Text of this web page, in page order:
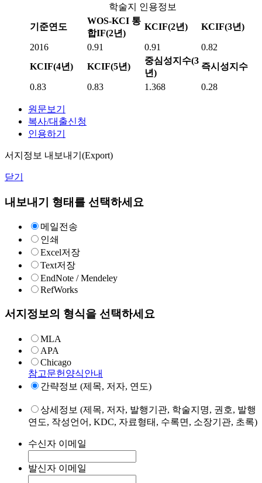
학술지 인용정보
기준연도
WOS-KCI 통
합IF(2년)
KCIF(2년) KCIF(3년)
2016 0.91 0.91
0.82
KCIF(4년)
KCIF(5년)
중심성지수(3
년)
즉시성지수
0.83 0.83 1.368 0.28
원문보기
복사/대출신청
인용하기
서지정보 내보내기(Export)
닫기
내보내기 형태를 선택하세요
메일전송
인쇄
Excel저장
Text저장
EndNote / Mendeley
RefWorks
서지정보의 형식을 선택하세요
MLA
APA
Chicago
참고문헌양식안내
간략정보 (제목, 저자, 연도)
상세정보 (제목, 저자, 발행기관, 학술지명, 권호, 발행
연도, 작성언어, KDC, 자료형태, 수록면, 소장기관, 초록)
수신자 이메일
발신자 이메일